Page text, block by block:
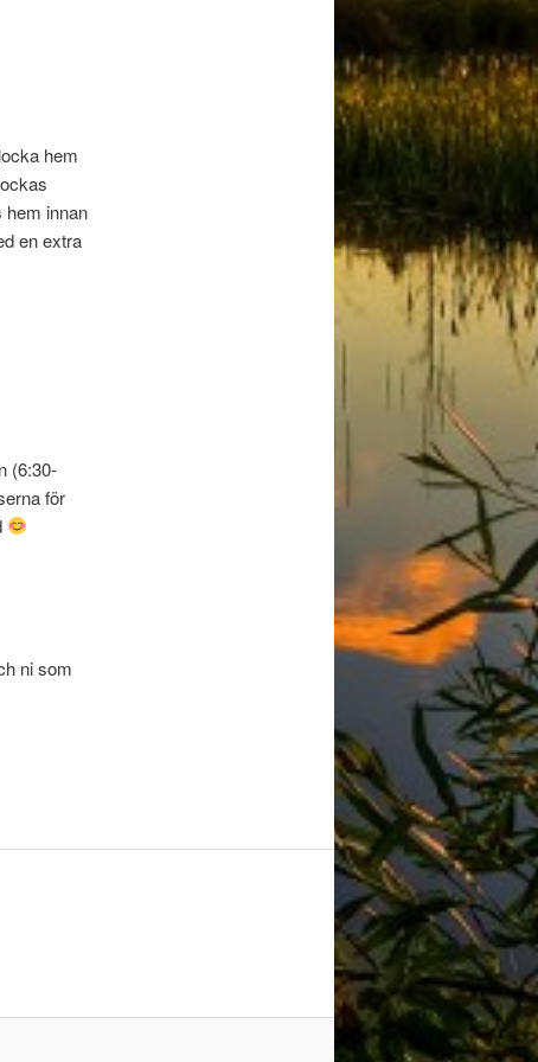
hem
innan
en extra
(6:30-
för
ni som